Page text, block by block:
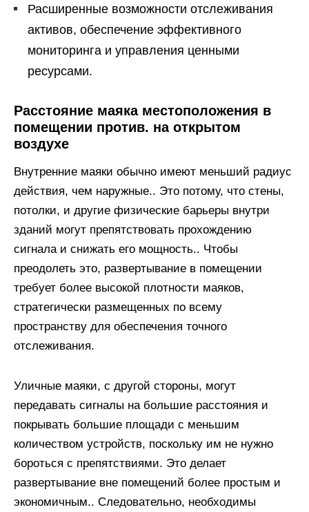
Расширенные возможности отслеживания
активов, обеспечение эффективного
мониторинга и управления ценными
ресурсами.
Расстояние маяка местоположения в
помещении против. на открытом
воздухе
Внутренние маяки обычно имеют меньший радиус
действия, чем наружные.. Это потому, что стены,
потолки, и другие физические барьеры внутри
зданий могут препятствовать прохождению
сигнала и снижать его мощность.. Чтобы
преодолеть это, развертывание в помещении
требует более высокой плотности маяков,
стратегически размещенных по всему
пространству для обеспечения точного
отслеживания.
Уличные маяки, с другой стороны, могут
передавать сигналы на большие расстояния и
покрывать большие площади с меньшим
количеством устройств, поскольку им не нужно
бороться с препятствиями. Это делает
развертывание вне помещений более простым и
экономичным.. Следовательно, необходимы